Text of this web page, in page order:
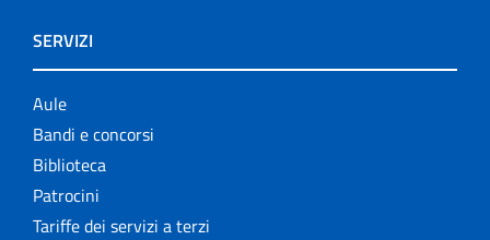
SERVIZI
Aule
Bandi e concorsi
Biblioteca
Patrocini
Tariffe dei servizi a terzi